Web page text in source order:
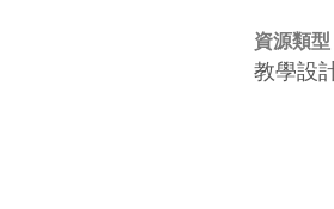
資源類型
教學設